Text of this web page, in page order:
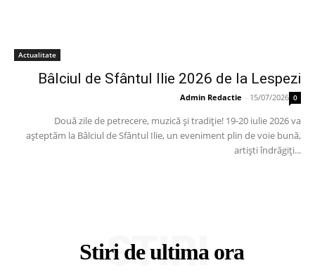
Actualitate
Bâlciul de Sfântul Ilie 2026 de la Lespezi
Admin Redactie - 15/07/2026 0
Două zile de petrecere, muzică și tradiție! 19-20 iulie 2026 va
așteptăm la Bâlciul de Sfântul Ilie, un eveniment plin de voie bună,
artiști îndrăgiți...
Stiri de ultima ora
STIRI